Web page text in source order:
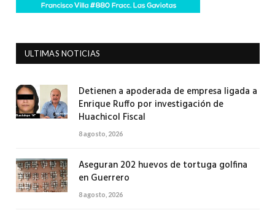
ULTIMAS NOTICIAS
Detienen a apoderada de empresa ligada a
Enrique Ruffo por investigación de
Huachicol Fiscal
8 agosto, 2026
Aseguran 202 huevos de tortuga golfina
en Guerrero
8 agosto, 2026